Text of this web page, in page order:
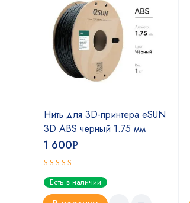
Нить для 3D-принтера eSUN
3D ABS черный 1.75 мм
1 600Р
Оценка
5.00из 5
Есть в наличии